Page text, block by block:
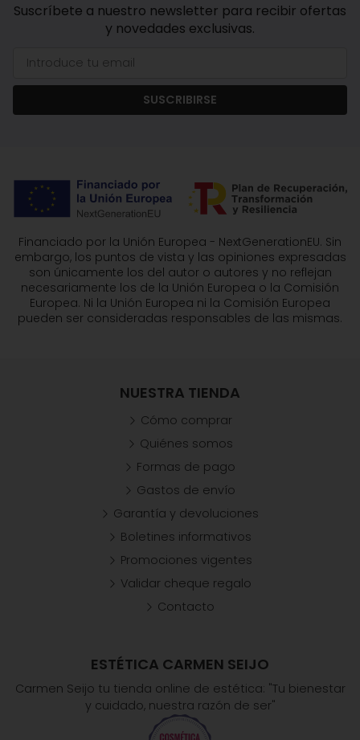
Suscríbete a nuestro newsletter para recibir ofertas
y novedades exclusivas.
SUSCRIBIRSE
Financiado por la Unión Europea - NextGenerationEU. Sin
embargo, los puntos de vista y las opiniones expresadas
son únicamente los del autor o autores y no reflejan
necesariamente los de la Unión Europea o la Comisión
Europea. Ni la Unión Europea ni la Comisión Europea
pueden ser consideradas responsables de las mismas.
ESTÉTICA CARMEN SEIJO
Carmen Seijo tu tienda online de estética: "Tu bienestar
y cuidado, nuestra razón de ser"
NUESTRA TIENDA
Cómo comprar
Quiénes somos
Formas de pago
Gastos de envío
Garantía y devoluciones
Boletines informativos
Promociones vigentes
Validar cheque regalo
Contacto